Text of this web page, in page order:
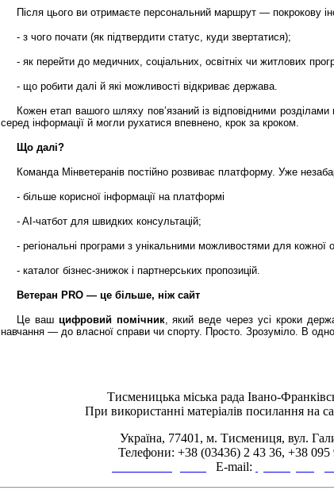
Після цього ви отримаєте персональний маршрут — покрокову
- з чого почати (як підтвердити статус, куди звертатися);
- як перейти до медичних, соціальних, освітніх чи житлових
- що робити далі й які можливості відкриває держава.
Кожен етап вашого шляху пов’язаний із відповідними
серед інформації й могли рухатися впевнено, крок за кроком.
Що далі?
Команда Мінветеранів постійно розвиває платформу. Уже
- більше корисної інформації на платформі
- AI-чатбот для швидких консультацій;
- регіональні програми з унікальними можливостями для кожної
- каталог бізнес-знижок і партнерських пропозицій.
Ветеран PRO — це більше, ніж сайт
Це ваш цифровий помічник, який веде через усі кроки
навчання — до власної справи чи спорту. Просто. Зрозуміло. В
Тисменицька міська рада Івано-
При використанні матеріалів посилання на
Україна, 77401, м. Тисмениця, вул.
Телефони: +38 (03436) 2 43 36, +38 095
E-mail: